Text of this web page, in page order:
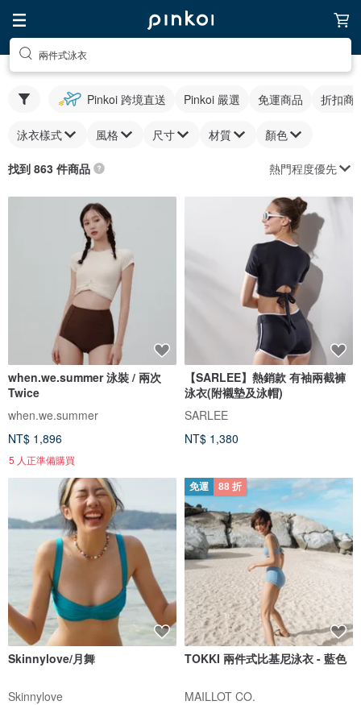
兩件式泳衣
Pinkoi 跨境直送 Pinkoi 嚴選 免運商品 折扣商
泳衣樣式 風格 尺寸 材質 顏色
找到 863 件商品 熱門程度優先
when.we.summer 泳裝 / 兩次
Twice
when.we.summer
NT$ 1,896
5 人正準備購買
【SARLEE】熱銷款 有袖兩截褲
泳衣(附襯墊及泳帽)
SARLEE
NT$ 1,380
Skinnylove/月舞
Skinnylove
免運 88 折
TOKKI 兩件式比基尼泳衣 - 藍色
MAILLOT CO.